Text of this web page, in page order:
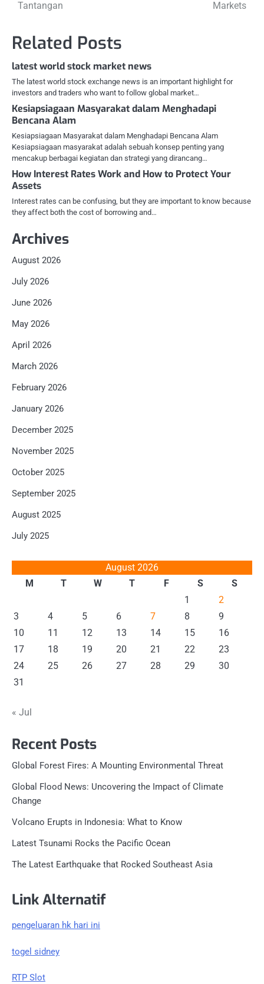
Tantangan Markets
Related Posts
latest world stock market news
The latest world stock exchange news is an important highlight for
investors and traders who want to follow global market…
Kesiapsiagaan Masyarakat dalam Menghadapi
Bencana Alam
Kesiapsiagaan Masyarakat dalam Menghadapi Bencana Alam
Kesiapsiagaan masyarakat adalah sebuah konsep penting yang
mencakup berbagai kegiatan dan strategi yang dirancang…
How Interest Rates Work and How to Protect Your
Assets
Interest rates can be confusing, but they are important to know because
they affect both the cost of borrowing and…
Archives
August 2026
July 2026
June 2026
May 2026
April 2026
March 2026
February 2026
January 2026
December 2025
November 2025
October 2025
September 2025
August 2025
July 2025
August 2026
M
T W T F S
S
1
2
3
4 5 6 7 8
9
10
11 12 13 14 15
16
17
18 19 20 21 22
23
24
25 26 27 28 29
30
31
« Jul
Recent Posts
Global Forest Fires: A Mounting Environmental Threat
Global Flood News: Uncovering the Impact of Climate
Change
Volcano Erupts in Indonesia: What to Know
Latest Tsunami Rocks the Pacific Ocean
The Latest Earthquake that Rocked Southeast Asia
Link Alternatif
pengeluaran hk hari ini
togel sidney
RTP Slot